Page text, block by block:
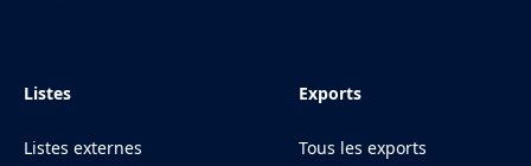
Listes
Listes externes
Exports
Tous les exports